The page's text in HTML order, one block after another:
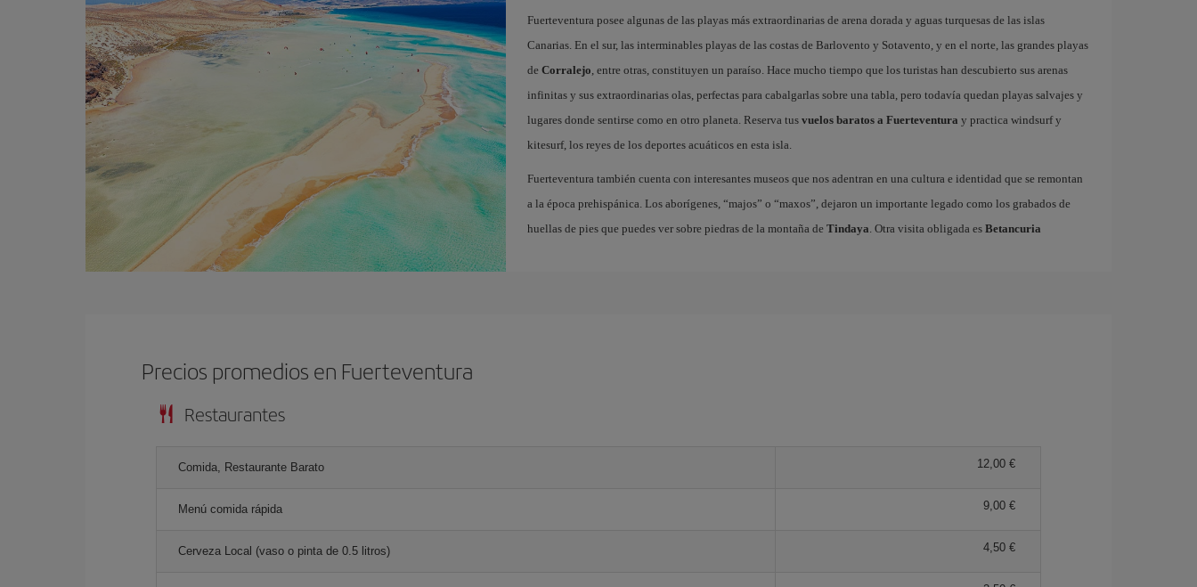
Fuerteventura posee algunas de las playas más extraordinarias de arena dorada y aguas turquesas de las islas
Canarias. En el sur, las interminables playas de las costas de Barlovento y Sotavento, y en el norte, las grandes playas
de Corralejo, entre otras, constituyen un paraíso. Hace mucho tiempo que los turistas han descubierto sus arenas
infinitas y sus extraordinarias olas, perfectas para cabalgarlas sobre una tabla, pero todavía quedan playas salvajes y
lugares donde sentirse como en otro planeta. Reserva tus vuelos baratos a Fuerteventura y practica windsurf y
kitesurf, los reyes de los deportes acuáticos en esta isla.
Fuerteventura también cuenta con interesantes museos que nos adentran en una cultura e identidad que se remontan
a la época prehispánica. Los aborígenes, “majos” o “maxos”, dejaron un importante legado como los grabados de
huellas de pies que puedes ver sobre piedras de la montaña de Tindaya. Otra visita obligada es Betancuria
Precios promedios en Fuerteventura
Restaurantes
Comida, Restaurante Barato 12,00 €
Menú comida rápida 9,00 €
Cerveza Local (vaso o pinta de 0.5 litros) 4,50 €